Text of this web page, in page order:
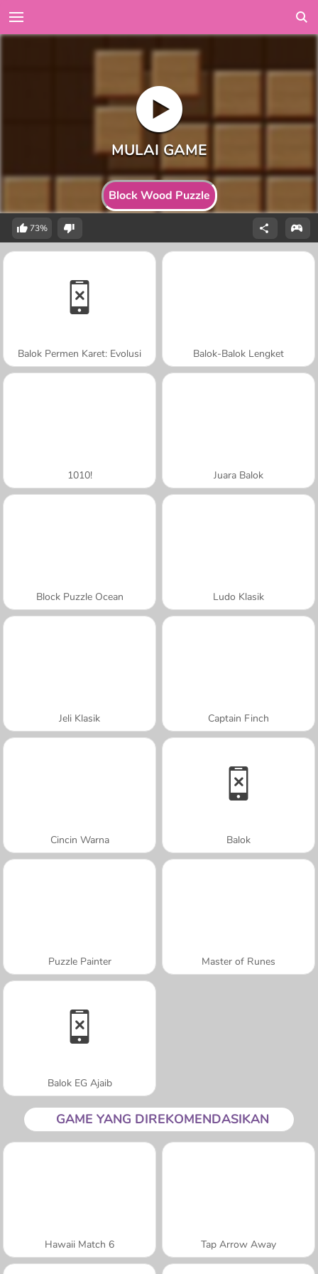
Block Wood Puzzle
73%
Balok Permen Karet: Evolusi Balok-Balok Lengket
1010! Juara Balok
Block Puzzle Ocean Ludo Klasik
Jeli Klasik Captain Finch
Cincin Warna Balok
Puzzle Painter Master of Runes
Balok EG Ajaib
GAME YANG DIREKOMENDASIKAN
Hawaii Match 6 Tap Arrow Away